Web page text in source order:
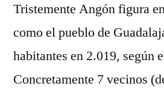
Tristemente Angón figura
como el pueblo de
habitantes en 2.019, según
Concretamente 7 vecinos